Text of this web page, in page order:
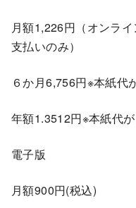
月額1,226円（オンラ
支払いのみ）
６か月6,756円※本紙代
年額1.3512円※本紙代
電子版
月額900円(税込)